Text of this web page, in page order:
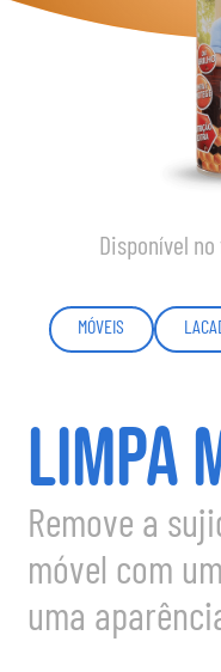
MÓVEIS
LIMPA
Remove a
móvel com
uma
Disponível